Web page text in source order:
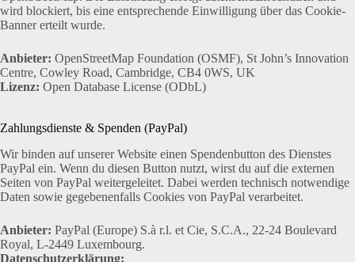
wird blockiert, bis eine entsprechende Einwilligung über das Cookie-
Banner erteilt wurde.
Anbieter: OpenStreetMap Foundation (OSMF), St John’s Innovation
Centre, Cowley Road, Cambridge, CB4 0WS, UK
Lizenz: Open Database License (ODbL)
Zahlungsdienste & Spenden (PayPal)
Wir binden auf unserer Website einen Spendenbutton des Dienstes
PayPal ein. Wenn du diesen Button nutzt, wirst du auf die externen
Seiten von PayPal weitergeleitet. Dabei werden technisch notwendige
Daten sowie gegebenenfalls Cookies von PayPal verarbeitet.
Anbieter: PayPal (Europe) S.à r.l. et Cie, S.C.A., 22-24 Boulevard
Royal, L-2449 Luxembourg.
Datenschutzerklärung: